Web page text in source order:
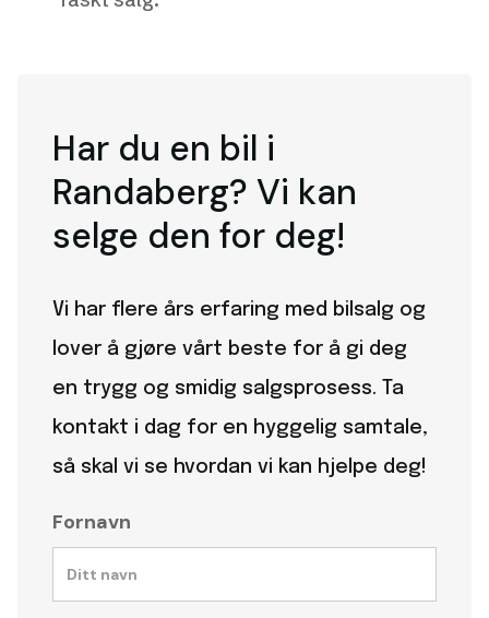
Har du en bil i
Randaberg? Vi kan
selge den for deg!
Vi har flere års erfaring med bilsalg og
lover å gjøre vårt beste for å gi deg
en trygg og smidig salgsprosess. Ta
kontakt i dag for en hyggelig samtale,
så skal vi se hvordan vi kan hjelpe deg!
Fornavn